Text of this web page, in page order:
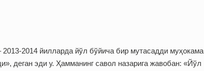
2014 йилларда йўл бўйича бир мутасадди муҳокама
деган эди у. Ҳамманинг савол назарига жавобан: «Йўл